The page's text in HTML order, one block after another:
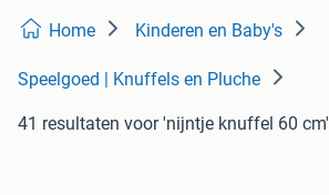
Home Kinderen en Baby's
Speelgoed | Knuffels en Pluche
41 resultaten voor 'nijntje knuffel 60 cm'